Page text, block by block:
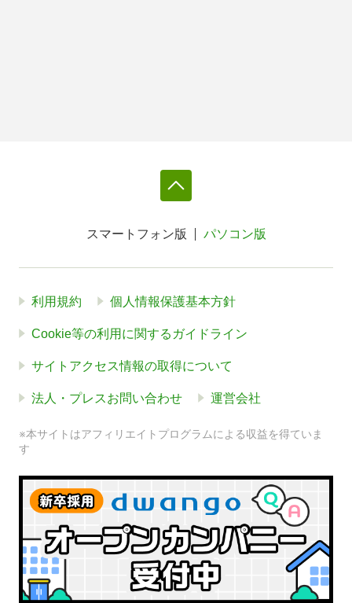
スマートフォン版 パソコン版
利用規約 個人情報保護基本方針
Cookie等の利用に関するガイドライン
サイトアクセス情報の取得について
法人・プレスお問い合わせ 運営会社
※本サイトはアフィリエイトプログラムによる収益を得ていま
す